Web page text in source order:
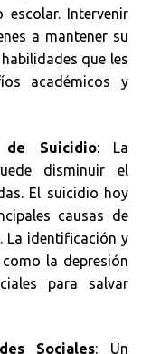
escolar. Intervenir
a mantener su
que les
académicos y
de Suicidio: La
disminuir el
El suicidio hoy
causas de
La identificación y
la depresión
para salvar
Sociales: Un